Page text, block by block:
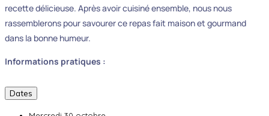
recette délicieuse. Après avoir cuisiné ensemble, nous nous
rassemblerons pour savourer ce repas fait maison et gourmand
dans la bonne humeur.
Informations pratiques :
Dates